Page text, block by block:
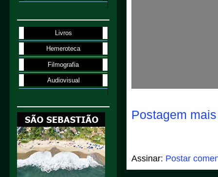
Postagem
Assinar: Postar
Livros
Hemeroteca
Filmografia
Audiovisual